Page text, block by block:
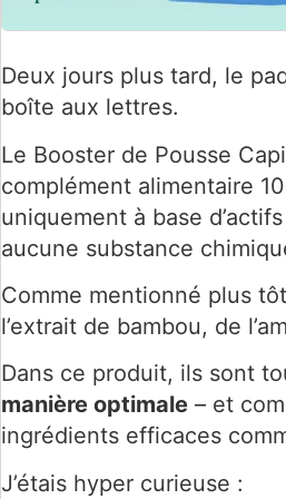
Deux jours plus tard, le
boîte aux lettres.
Le Booster de Pousse
complément alimentaire
uniquement à base
aucune substance
Comme mentionné plus
l’extrait de bambou, de
Dans ce produit, ils sont
manière optimale – et
ingrédients efficaces
J’étais hyper curieuse :